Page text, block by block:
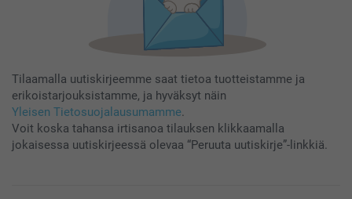
Tilaamalla uutiskirjeemme saat tietoa tuotteistamme ja
erikoistarjouksistamme, ja hyväksyt näin
Yleisen Tietosuojalausumamme.
Voit koska tahansa irtisanoa tilauksen klikkaamalla
jokaisessa uutiskirjeessä olevaa “Peruuta uutiskirje”-linkkiä.